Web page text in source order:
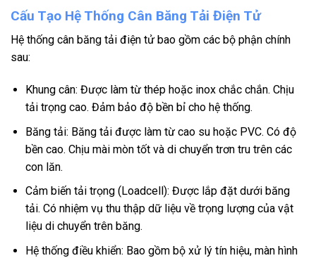
Cấu Tạo Hệ Thống Cân Băng Tải Điện Tử
Hệ thống cân băng tải điện tử bao gồm các bộ phận chính
sau:
Khung cân: Được làm từ thép hoặc inox chắc chắn. Chịu
tải trọng cao. Đảm bảo độ bền bỉ cho hệ thống.
Băng tải: Băng tải được làm từ cao su hoặc PVC. Có độ
bền cao. Chịu mài mòn tốt và di chuyển trơn tru trên các
con lăn.
Cảm biến tải trọng (Loadcell): Được lắp đặt dưới băng
tải. Có nhiệm vụ thu thập dữ liệu về trọng lượng của vật
liệu di chuyển trên băng.
Hệ thống điều khiển: Bao gồm bộ xử lý tín hiệu, màn hình